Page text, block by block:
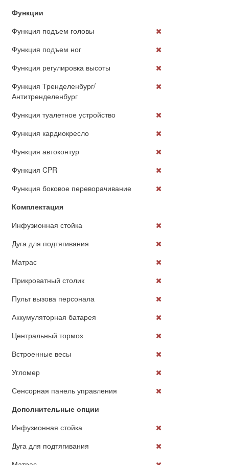
Функции
Функция подъем головы
Функция подъем ног
Функция регулировка высоты
Функция Тренделенбург/
Антитренделенбург
Функция туалетное устройство
Функция кардиокресло
Функция автоконтур
Функция CPR
Функция боковое переворачивание
Комплектация
Инфузионная стойка
Дуга для подтягивания
Матрас
Прикроватный столик
Пульт вызова персонала
Аккумуляторная батарея
Центральный тормоз
Встроенные весы
Угломер
Сенсорная панель управления
Дополнительные опции
Инфузионная стойка
Дуга для подтягивания